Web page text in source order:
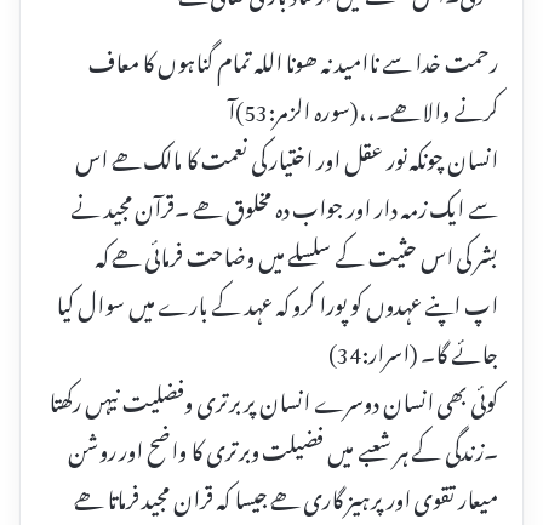
رحمت خدا سے ناامید نہ ھونا اللہ تمام گناہوں کا معاف
کرنے والا ھے۔،،(سورہ الزمر:53)آ
انسان چونکہ نور عقل اور اختیار کی نعمت کا مالک ھے اس
سے ایک زمہ دار اور جواب دہ مخلوق ھے ۔قرآن مجید نے
بشر کی اس حثیت کے سلسلے میں وضاحت فرمائی ھے کہ
اپ اپنے عہدوں کو پورا کرو کہ عہد کے بارے میں سوال کیا
جائے گا۔ (اسرار:34)
کوئی بھی انسان دوسرے انسان پر برتری وفضلیت نیہں رکھتا
۔زندگی کے ہر شعبے میں فضیلت وبرتری کا واضح اور روشن
میعار تقوی اور پرہیز گاری ھے جیسا کہ قران مجید فرماتا ھے